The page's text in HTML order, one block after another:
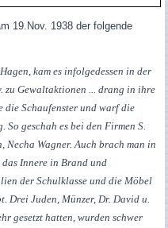
19.Nov. 1938 der folgende
kam es infolgedessen in der
zu Gewaltaktionen ... drang in ihre
die Schaufenster und warf die
geschah es bei den Firmen S.
Necha Wagner. Auch brach man in
Innere in Brand und
der Schulklasse und die Möbel
Drei Juden, Münzer, Dr. David u.
gesetzt hatten, wurden schwer